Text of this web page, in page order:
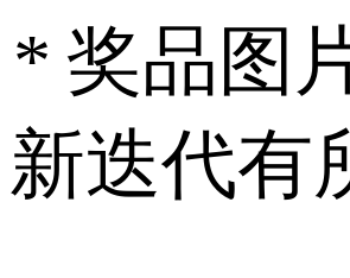
* 奖品图
新迭代有